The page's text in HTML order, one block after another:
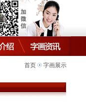
首页 字画展示